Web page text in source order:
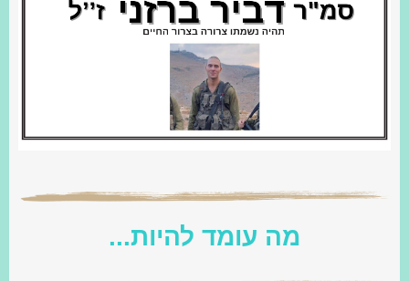
מה עומד להיות...